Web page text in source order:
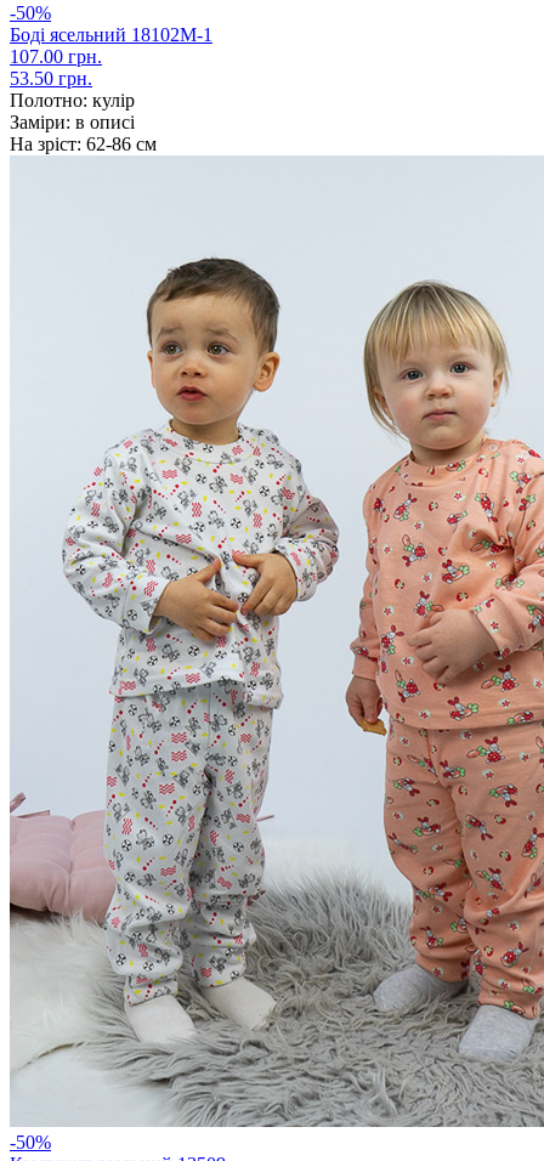
-50%
Боді ясельний 18102М-1
107.00 грн.
53.50 грн.
Полотно: кулір
Заміри: в описі
На зріст: 62-86 см
-50%